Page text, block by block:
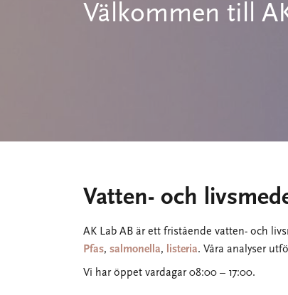
Välkommen till
Vatten- och
AK Lab AB är ett fristående vatten- och
Pfas, salmonella, listeria. Våra analyser
Vi har öppet vardagar 08:00 – 17:00.